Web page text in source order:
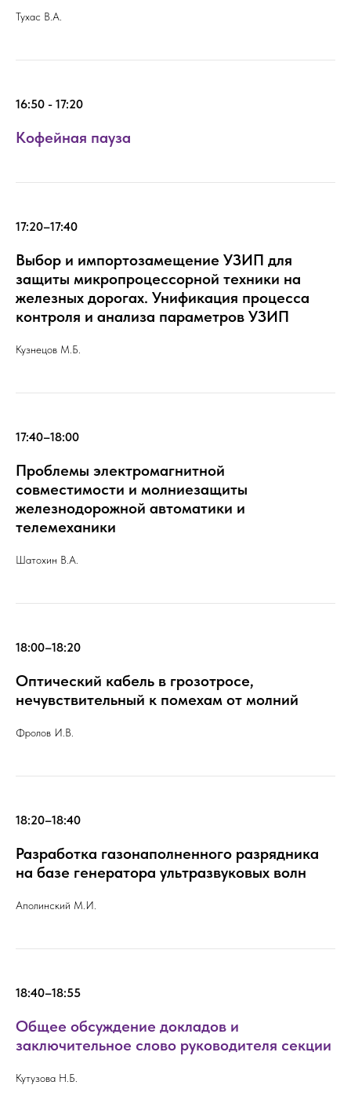
Тухас В.А.
16:50 - 17:20
Кофейная пауза
17:20–17:40
Выбор и импортозамещение УЗИП для
защиты микропроцессорной техники на
железных дорогах. Унификация процесса
контроля и анализа параметров УЗИП
Кузнецов М.Б.
17:40–18:00
Проблемы электромагнитной
совместимости и молниезащиты
железнодорожной автоматики и
телемеханики
Шатохин В.А.
18:00–18:20
Оптический кабель в грозотросе,
нечувствительный к помехам от молний
Фролов И.В.
18:20–18:40
Разработка газонаполненного разрядника
на базе генератора ультразвуковых волн
Аполинский М.И.
18:40–18:55
Общее обсуждение докладов и
заключительное слово руководителя секции
Кутузова Н.Б.